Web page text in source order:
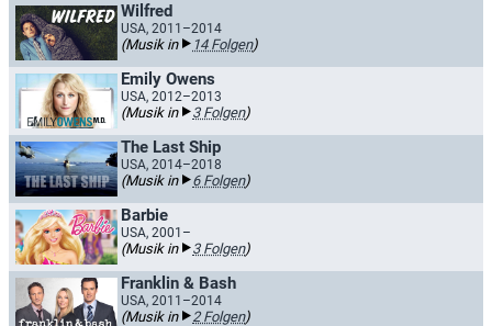
Wilfred
USA, 2011–2014
(Musik in 14 Folgen)
Emily Owens
USA, 2012–2013
(Musik in 3 Folgen)
The Last Ship
USA, 2014–2018
(Musik in 6 Folgen)
Barbie
USA, 2001–
(Musik in 3 Folgen)
Franklin & Bash
USA, 2011–2014
(Musik in 2 Folgen)